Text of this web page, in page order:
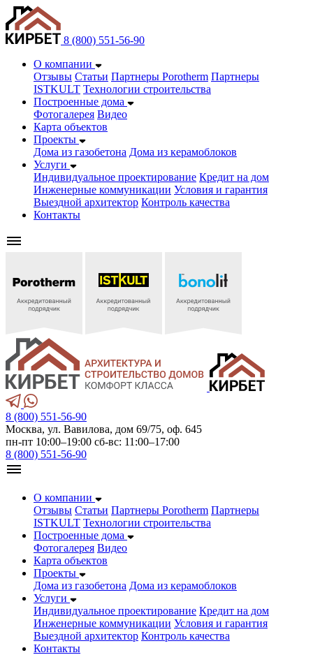
8 (800) 551-56-90
О компании
Отзывы Статьи Партнеры Porotherm Партнеры
ISTKULT Технологии строительства
Построенные дома
Фотогалерея Видео
Карта объектов
Проекты
Дома из газобетонa Дома из керамоблоков
Услуги
Индивидуальное проектирование Кредит на дом
Инженерные коммуникации Условия и гарантия
Выездной архитектор Контроль качества
Контакты
8 (800) 551-56-90
Москва, ул. Вавилова, дом 69/75, оф. 645
пн-пт 10:00–19:00 сб-вс: 11:00–17:00
8 (800) 551-56-90
О компании
Отзывы Статьи Партнеры Porotherm Партнеры
ISTKULT Технологии строительства
Построенные дома
Фотогалерея Видео
Карта объектов
Проекты
Дома из газобетонa Дома из керамоблоков
Услуги
Индивидуальное проектирование Кредит на дом
Инженерные коммуникации Условия и гарантия
Выездной архитектор Контроль качества
Контакты